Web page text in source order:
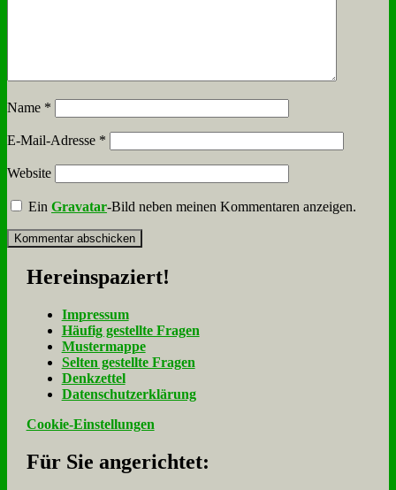
Name *
E-Mail-Adresse *
Website
EinGravatar-Bild neben meinen Kommentaren anzeigen.
Her­ein­spa­ziert!
Im­pres­sum
Häu­fig ge­stell­te Fra­gen
Mu­ster­map­pe
Sel­ten ge­stell­te Fra­gen
Denk­zet­tel
Da­ten­schutz­er­klä­rung
Cookie-Einstellungen
Für Sie an­ge­rich­tet: